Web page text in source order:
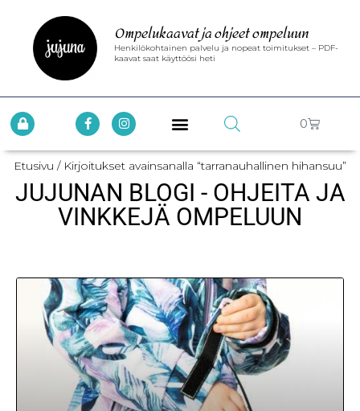
Ompelukaavat ja ohjeet ompeluun
Henkilökohtainen palvelu ja nopeat toimitukset – PDF-
kaavat saat käyttöösi heti
0
Etusivu / Kirjoitukset avainsanalla “tarranauhallinen hihansuu”
JUJUNAN BLOGI - OHJEITA JA
VINKKEJÄ OMPELUUN